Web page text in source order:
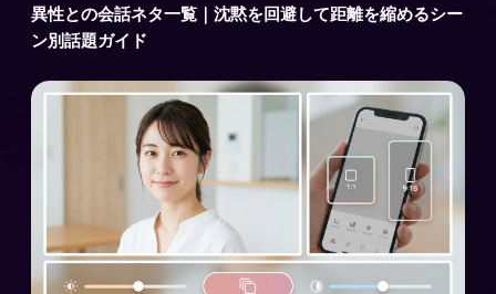
異性との会話ネタ一覧｜沈黙を回避して距離を縮めるシー
ン別話題ガイド